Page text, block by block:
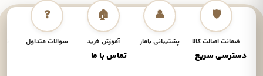
🛡️
ضمانت اصالت کالا
👤
پشتیبانی بامار
🏠
آموزش خرید
❓
سوالات متداول
دسترسی سریع تماس با ما